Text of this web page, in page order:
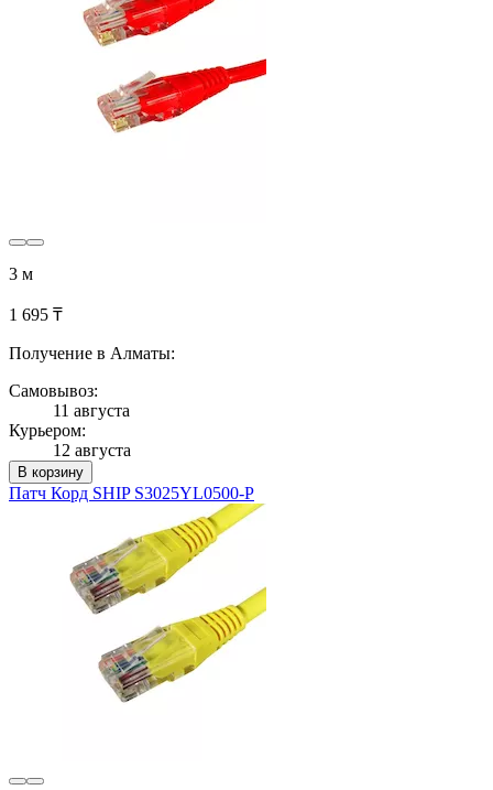
3 м
1 695 ₸
Получение в Алматы:
Самовывоз:
11 августа
Курьером:
12 августа
В корзину
Патч Корд SHIP S3025YL0500-P